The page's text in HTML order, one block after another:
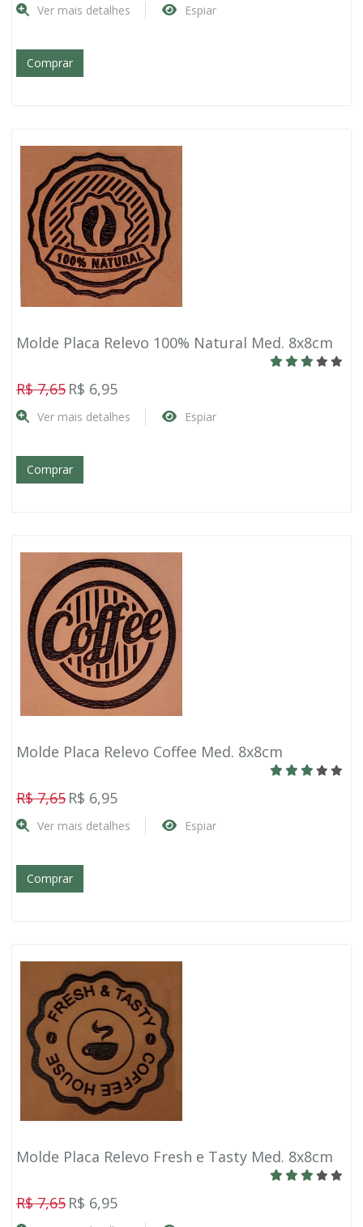
Ver mais detalhes Espiar
Comprar
Molde Placa Relevo 100% Natural Med. 8x8cm
R$ 7,65 R$ 6,95
Ver mais detalhes Espiar
Comprar
Molde Placa Relevo Coffee Med. 8x8cm
R$ 7,65 R$ 6,95
Ver mais detalhes Espiar
Comprar
Molde Placa Relevo Fresh e Tasty Med. 8x8cm
R$ 7,65 R$ 6,95